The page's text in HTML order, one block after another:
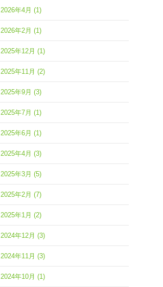
2026年4月 (1)
2026年2月 (1)
2025年12月 (1)
2025年11月 (2)
2025年9月 (3)
2025年7月 (1)
2025年6月 (1)
2025年4月 (3)
2025年3月 (5)
2025年2月 (7)
2025年1月 (2)
2024年12月 (3)
2024年11月 (3)
2024年10月 (1)